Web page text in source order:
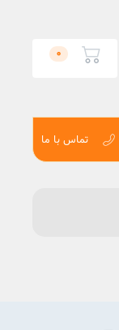
0
تماس با ما